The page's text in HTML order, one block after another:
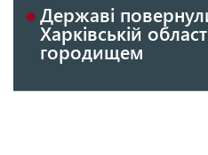
Державі
Харківській
городищем